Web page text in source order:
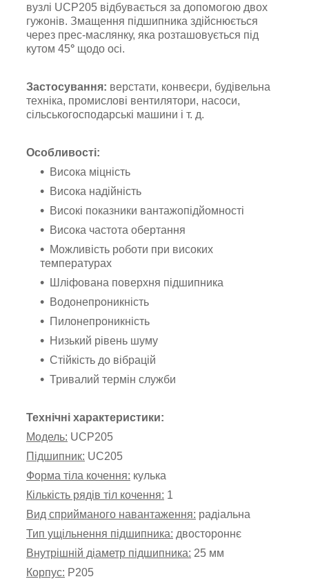
вузлі UCP205 відбувається за допомогою двох
гужонів. Змащення підшипника здійснюється
через прес-маслянку, яка розташовується під
кутом 45° щодо осі.
Застосування: верстати, конвеєри, будівельна
техніка, промислові вентилятори, насоси,
сільськогосподарські машини і т. д.
Особливості:
Висока міцність
Висока надійність
Високі показники вантажопідйомності
Висока частота обертання
Можливість роботи при високих
температурах
Шліфована поверхня підшипника
Водонепроникність
Пилонепроникність
Низький рівень шуму
Стійкість до вібрацій
Тривалий термін служби
Технічні характеристики:
Модель: UCP205
Підшипник: UC205
Форма тіла кочення: кулька
Кількість рядів тіл кочення: 1
Вид сприйманого навантаження: радіальна
Тип ущільнення підшипника: двостороннє
Внутрішній діаметр підшипника: 25 мм
Корпус: Р205